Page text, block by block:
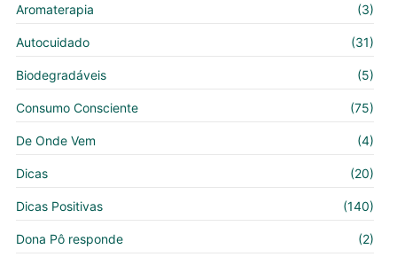
Aromaterapia (3)
Autocuidado (31)
Biodegradáveis (5)
Consumo Consciente (75)
De Onde Vem (4)
Dicas (20)
Dicas Positivas (140)
Dona Pô responde (2)